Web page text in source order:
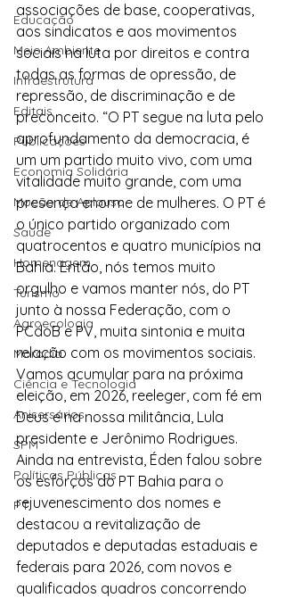
Educação
Meio Ambiente
Infraestrutura
Editais
Publicações
Economia Solidária
Moção de Aplauso
Saúde
Homenagem
Turismo
Agroecologia
Moradia
Ciência e Tecnologia
Anisersários
SPM
Políticas Públicas
PT
associações de base, cooperativas,
aos sindicatos e aos movimentos
sociais na luta por direitos e contra
todas as formas de opressão, de
repressão, de discriminação e de
preconceito. “O PT segue na luta pelo
aprofundamento da democracia, é
um um partido muito vivo, com uma
vitalidade muito grande, com uma
presença enorme de mulheres. O PT é
o único partido organizado com
quatrocentos e quatro municípios na
Bahia. Então, nós temos muito
orgulho e vamos manter nós, do PT
junto à nossa Federação, com o
PCdoB e PV, muita sintonia e muita
relação com os movimentos sociais.
Vamos acumular para na próxima
eleição, em 2026, reeleger, com fé em
Deus e na nossa militância, Lula
presidente e Jerônimo Rodrigues.
Ainda na entrevista, Éden falou sobre
os esforços do PT Bahia para o
rejuvenescimento dos nomes e
destacou a revitalização de
deputados e deputadas estaduais e
federais para 2026, com novos e
qualificados quadros concorrendo